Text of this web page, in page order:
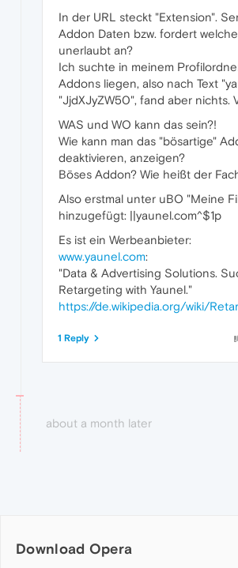
In der URL steckt "Extension".
Addon Daten bzw. fordert
unerlaubt an?
Ich suchte in meinem
Addons liegen, also nach Text
"JjdXJyZW50", fand aber nichts.
WAS und WO kann das sein?!
Wie kann man das "bösartige"
deaktivieren, anzeigen?
Böses Addon? Wie heißt der
Also erstmal unter uBO "Meine
hinzugefügt: ||yaunel.com^$1p
Es ist ein Werbeanbieter:
www.yaunel.com:
"Data & Advertising Solutions.
Retargeting with Yaunel."
https://de.wikipedia.org/wiki/
1 Reply
about a month later
Download Opera